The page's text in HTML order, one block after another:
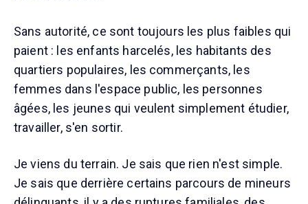
Sans autorité, ce sont toujours les plus faibles qui
paient : les enfants harcelés, les habitants des
quartiers populaires, les commerçants, les
femmes dans l'espace public, les personnes
âgées, les jeunes qui veulent simplement étudier,
travailler, s'en sortir.
Je viens du terrain. Je sais que rien n'est simple.
Je sais que derrière certains parcours de mineurs